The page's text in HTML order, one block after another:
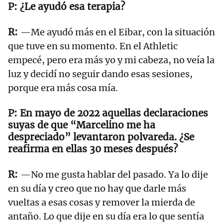
¿Le ayudó esa terapia?
—Me ayudó más en el Eibar, con la situación
que tuve en su momento. En el Athletic
empecé, pero era más yo y mi cabeza, no veía la
luz y decidí no seguir dando esas sesiones,
porque era más cosa mía.
En mayo de 2022 aquellas declaraciones
suyas de que “Marcelino me ha
despreciado” levantaron polvareda. ¿Se
reafirma en ellas 30 meses después?
—No me gusta hablar del pasado. Ya lo dije
en su día y creo que no hay que darle más
vueltas a esas cosas y remover la mierda de
antaño. Lo que dije en su día era lo que sentía